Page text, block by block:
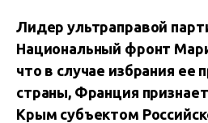
Лидер ультраправой
Национальный фронт
что в случае избрания ее
страны, Франция
Крым субъектом